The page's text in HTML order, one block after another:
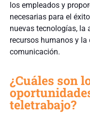
los empleados y
necesarias para el
nuevas tecnologías, la
recursos humanos y la
comunicación.
¿Cuáles son
teletrabajo?